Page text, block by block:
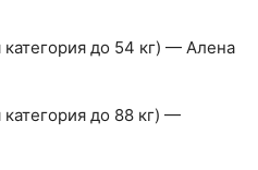
до 54 кг) — Алена
до 88 кг) —